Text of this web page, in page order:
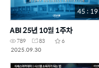
45 : 19
ABI 25년 10월 1주차
789 83
6
2025.09.30